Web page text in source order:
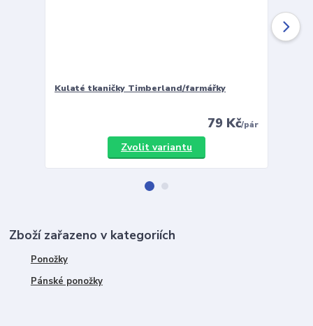
Kulaté tkaničky Timberland/farmářky
79 Kč/pár
Zvolit variantu
Zboží zařazeno v kategoriích
Ponožky
Pánské ponožky